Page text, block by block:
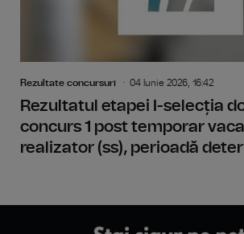
Rezultate concursuri 04 Iunie 2026, 16:42
Rezultatul etapei I-selecția
concurs 1 post temporar
realizator (ss), perioadă